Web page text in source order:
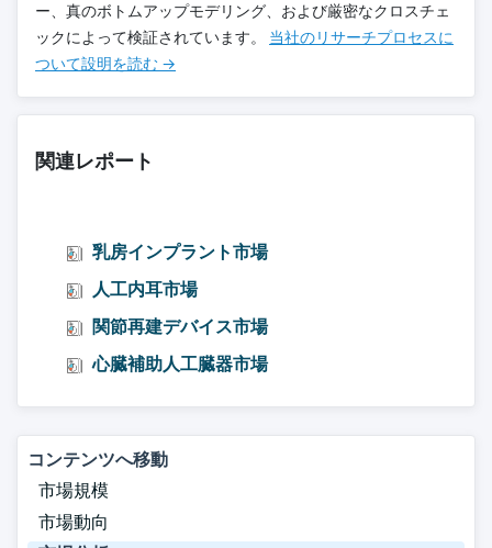
ー、真のボトムアップモデリング、および厳密なクロスチェ
ックによって検証されています。 当社のリサーチプロセスに
ついて設明を読む →
関連レポート
乳房インプラント市場
人工内耳市場
関節再建デバイス市場
心臓補助人工臓器市場
コンテンツへ移動
市場規模
市場動向